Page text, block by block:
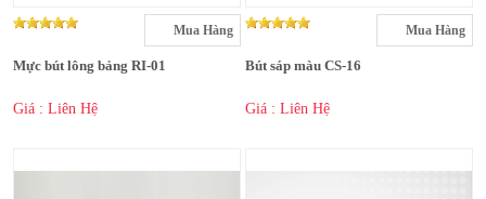
Mua Hàng
Mực bút lông bảng RI-01
Giá : Liên Hệ
Mua Hàng
Bút sáp màu CS-16
Giá : Liên Hệ